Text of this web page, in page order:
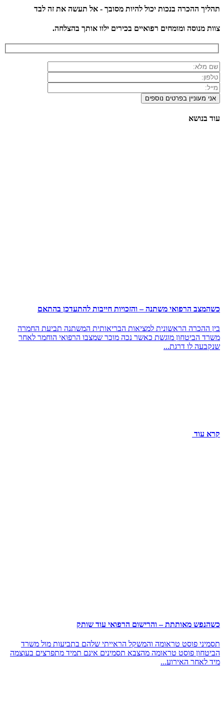
תהליך ההכרה בנכות יכול להיות מסובך - אל תעשה את זה לבד
צוות מנוסה ומומחים רפואיים בכירים ילוו אותך בהצלחה.
עוד בנושא
כשהמצב הרפואי משתנה – והזכויות חייבות להתעדכן בהתאם
בין ההכרה הראשונית למציאות הבריאותית המשתנה תביעת החמרה
משרד הביטחון מוגשת כאשר נכה מוכר שמצבו הרפואי הוחמר לאחר
שנקבעה לו דרגת...
קרא עוד
כשהנפש מאותתת – והרישום הרפואי עוד שותק
תסמיני פוסט טראומה והמשקל הראייתי שלהם בתביעות מול משרד
הביטחון פוסט טראומה מהצבא תסמינים אינם תמיד מתפרצים בעוצמה
מיד לאחר האירוע...